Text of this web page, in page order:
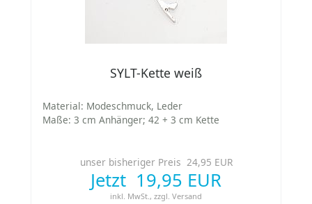
SYLT-Kette weiß
Material: Modeschmuck, Leder
Maße: 3 cm Anhänger; 42 + 3 cm Kette
unser bisheriger Preis 24,95 EUR
Jetzt 19,95 EUR
inkl. MwSt., zzgl. Versand